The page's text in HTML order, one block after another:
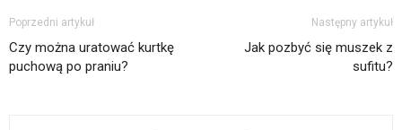
Poprzedni artykuł
Czy można uratować kurtkę
puchową po praniu?
Następny artykuł
Jak pozbyć się muszek z
sufitu?